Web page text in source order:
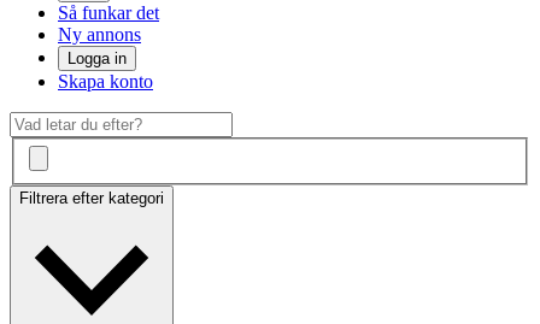
Så funkar det
Ny annons
Logga in
Skapa konto
Filtrera efter kategori